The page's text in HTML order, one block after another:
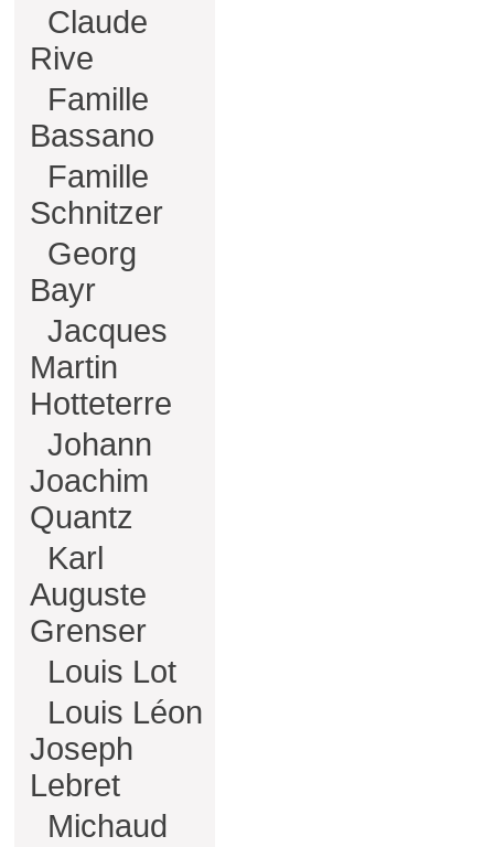
Claude
Rive
Famille
Bassano
Famille
Schnitzer
Georg
Bayr
Jacques
Martin
Hotteterre
Johann
Joachim
Quantz
Karl
Auguste
Grenser
Louis Lot
Louis Léon
Joseph
Lebret
Michaud